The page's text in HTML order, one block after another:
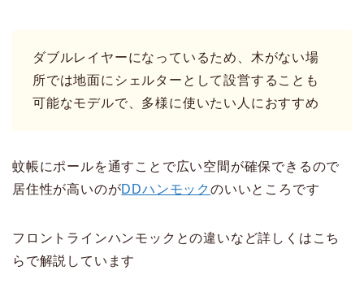
ダブルレイヤーになっているため、木がない場
所では地面にシェルターとして設営することも
可能なモデルで、多様に使いたい人におすすめ
蚊帳にポールを通すことで広い空間が確保できるので
居住性が高いのがDDハンモックのいいところです
フロントラインハンモックとの違いなど詳しくはこち
らで解説しています